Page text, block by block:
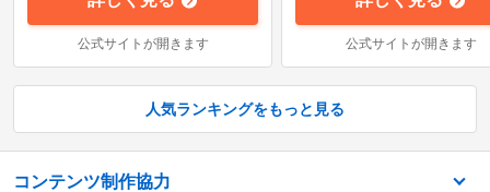
公式サイトが開きます 公式サイトが開きます
人気ランキングをもっと見る
コンテンツ制作協力